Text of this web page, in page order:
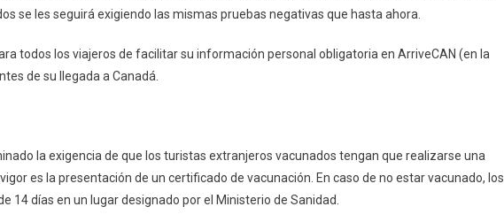
se les seguirá exigiendo las mismas pruebas negativas que hasta ahora.
todos los viajeros de facilitar su información personal obligatoria en ArriveCAN (en la
de su llegada a Canadá.
la exigencia de que los turistas extranjeros vacunados tengan que realizarse una
es la presentación de un certificado de vacunación. En caso de no estar vacunado, los
14 días en un lugar designado por el Ministerio de Sanidad.